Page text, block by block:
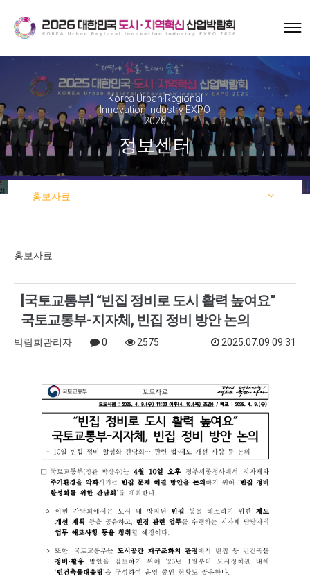
Korea Urban·Regional
Innovation Industry EXPO
2026
정보센터
홍보자료
홍보자료
[국토교통부] “빈집 정비로 도시 활력 높여요”
국토교통부-지자체, 빈집 정비 방안 논의
박람회관리자 0 2575 2025.07.09 09:31